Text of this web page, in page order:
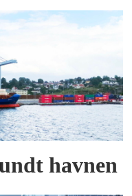
havnen